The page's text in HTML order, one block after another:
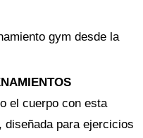
gym desde la
el cuerpo con esta
para ejercicios